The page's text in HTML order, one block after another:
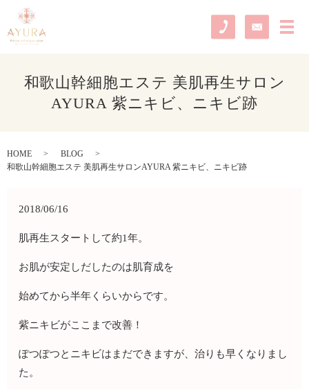
メ
和歌山幹細胞エステ 美肌再生サロン
AYURA 紫ニキビ、ニキビ跡
HOME
BLOG
和歌山幹細胞エステ 美肌再生サロンAYURA 紫ニキビ、ニキビ跡
2018/06/16
肌再生スタートして約1年。
お肌が安定しだしたのは肌育成を
始めてから半年くらいからです。
紫ニキビがここまで改善！
ぽつぽつとニキビはまだできますが、治りも早くなりまし
た。